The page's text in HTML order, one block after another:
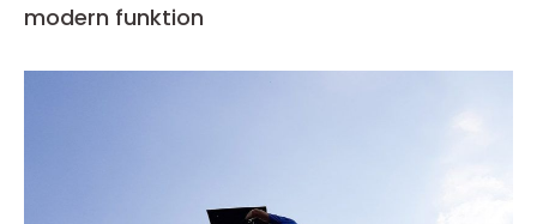
modern funktion